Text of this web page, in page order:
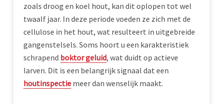
zoals droog en koel hout, kan dit oplopen tot wel
twaalf jaar. In deze periode voeden ze zich met de
cellulose in het hout, wat resulteert in uitgebreide
gangenstelsels. Soms hoort u een karakteristiek
schrapend boktor geluid, wat duidt op actieve
larven. Dit is een belangrijk signaal dat een
houtinspectiemeer dan wenselijk maakt.